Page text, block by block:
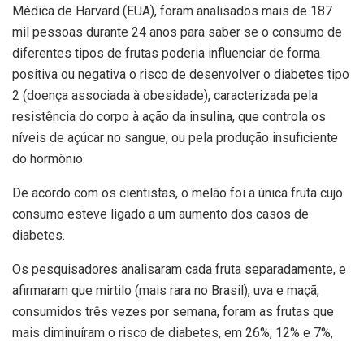
Médica de Harvard (EUA), foram analisados mais de 187
mil pessoas durante 24 anos para saber se o consumo de
diferentes tipos de frutas poderia influenciar de forma
positiva ou negativa o risco de desenvolver o diabetes tipo
2 (doença associada à obesidade), caracterizada pela
resistência do corpo à ação da insulina, que controla os
níveis de açúcar no sangue, ou pela produção insuficiente
do hormônio.
De acordo com os cientistas, o melão foi a única fruta cujo
consumo esteve ligado a um aumento dos casos de
diabetes.
Os pesquisadores analisaram cada fruta separadamente, e
afirmaram que mirtilo (mais rara no Brasil), uva e maçã,
consumidos três vezes por semana, foram as frutas que
mais diminuíram o risco de diabetes, em 26%, 12% e 7%,